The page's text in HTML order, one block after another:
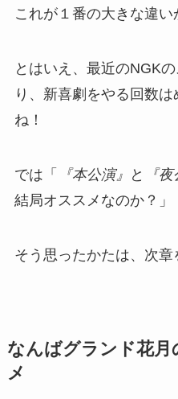
これが１番の大きな違
とはいえ、最近のNGK
り、新喜劇をやる回数
ね！
では「 『本公演』 と 『
結局オススメなのか？」
そう思ったかたは、次章
なんばグランド花月
メ